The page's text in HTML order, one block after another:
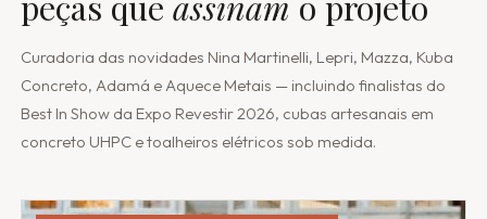
Curadoria das novidades Nina Martinelli, Lepri, Mazza, Kuba
Concreto, Adamá e Aquece Metais — incluindo finalistas do
Best In Show da Expo Revestir 2026, cubas artesanais em
concreto UHPC e toalheiros elétricos sob medida.